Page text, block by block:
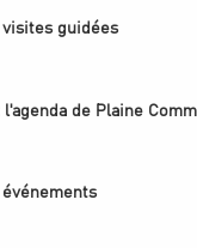
visites guidées
l'agenda de Plaine
événements
POP
ses